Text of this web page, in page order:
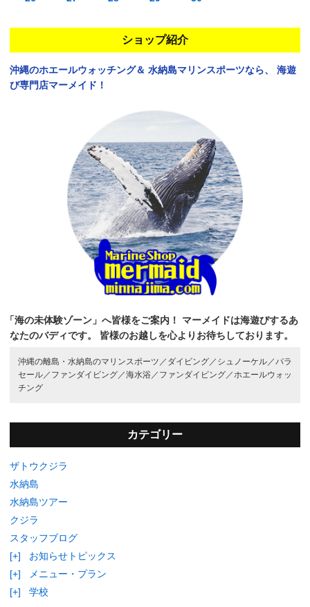
ショップ紹介
沖縄のホエールウォッチング＆ 水納島マリンスポーツなら、
海遊
び専門店マーメイド！
「海の未体験ゾーン」へ皆様をご案内！
マーメイドは海遊びするあ
なたのバディです。
皆様のお越しを心よりお待ちしております。
沖縄の離島・水納島のマリンスポーツ／ ダイビング／ シュノーケル／ パラ
セール／ ファンダイビング／海水浴／ ファンダイビング／ ホエールウォッ
チング
カテゴリー
ザトウクジラ
水納島
水納島ツアー
クジラ
スタッフブログ
[+]
お知らせトピックス
[+]
メニュー・プラン
[+]
学校